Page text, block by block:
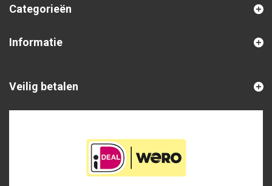
Categorieën
Informatie
Veilig betalen